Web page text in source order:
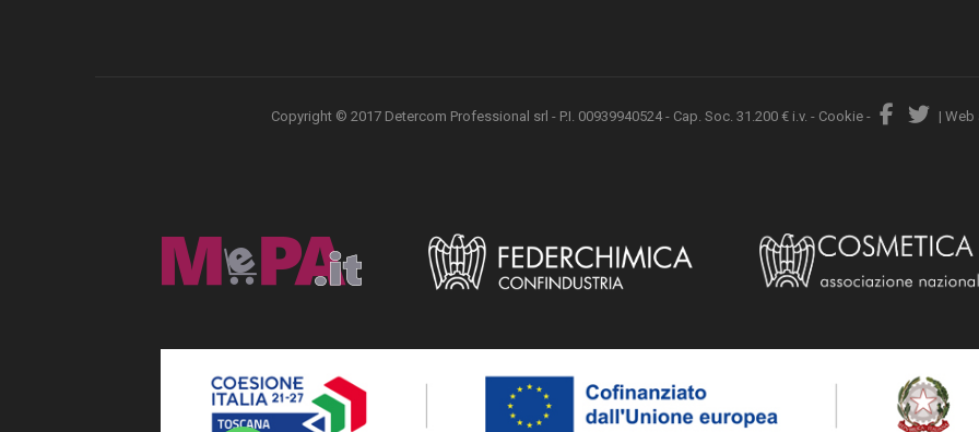
Copyright © 2017 Detercom Professional srl - P.I. 00939940524 - Cap. Soc. 31.200 € i.v. - Cookie - | Web